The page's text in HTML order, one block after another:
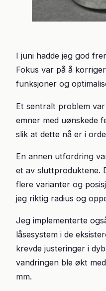
I juni hadde jeg god
Fokus var på å
funksjoner og
Et sentralt problem
emner med uønskede
slik at dette nå er i
En annen utfordring
et av sluttproduktene.
flere varianter og
jeg riktig radius og
Jeg implementerte
låsesystem i de
krevde justeringer i
vandringen ble økt
mm.